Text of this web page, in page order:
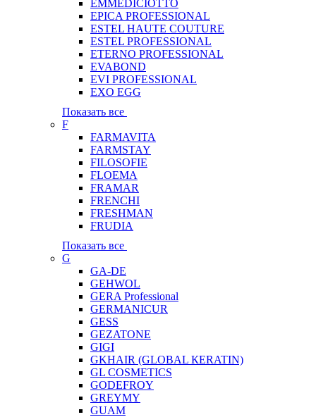
EMMEDICIOTTO
EPICA PROFESSIONAL
ESTEL HAUTE COUTURE
ESTEL PROFESSIONAL
ETERNO PROFESSIONAL
EVABOND
EVI PROFESSIONAL
EXO EGG
Показать все
F
FARMAVITA
FARMSTAY
FILOSOFIE
FLOEMA
FRAMAR
FRENCHI
FRESHMAN
FRUDIA
Показать все
G
GA-DE
GEHWOL
GERA Professional
GERMANICUR
GESS
GEZATONE
GIGI
GKHAIR (GLOBAL КЕRATIN)
GL COSMETICS
GODEFROY
GREYMY
GUAM